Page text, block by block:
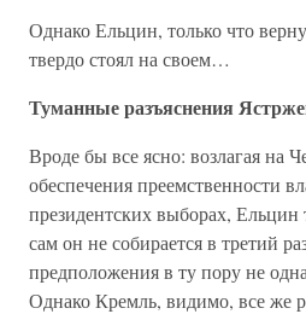
Однако Ельцин, только что
твердо стоял на своем…
Туманные разъяснения
Вроде бы все ясно: возлагая на
обеспечения преемственности
президентских выборах,
сам он не собирается в третий
предположения в ту пору не
Однако Кремль, видимо, все же